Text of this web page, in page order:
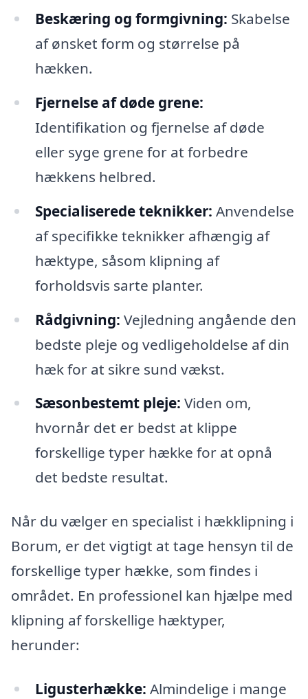
Beskæring og formgivning: Skabelse
af ønsket form og størrelse på
hækken.
Fjernelse af døde grene:
Identifikation og fjernelse af døde
eller syge grene for at forbedre
hækkens helbred.
Specialiserede teknikker: Anvendelse
af specifikke teknikker afhængig af
hæktype, såsom klipning af
forholdsvis sarte planter.
Rådgivning: Vejledning angående den
bedste pleje og vedligeholdelse af din
hæk for at sikre sund vækst.
Sæsonbestemt pleje: Viden om,
hvornår det er bedst at klippe
forskellige typer hække for at opnå
det bedste resultat.
Når du vælger en specialist i hækklipning i
Borum, er det vigtigt at tage hensyn til de
forskellige typer hække, som findes i
området. En professionel kan hjælpe med
klipning af forskellige hæktyper,
herunder:
Ligusterhække: Almindelige i mange